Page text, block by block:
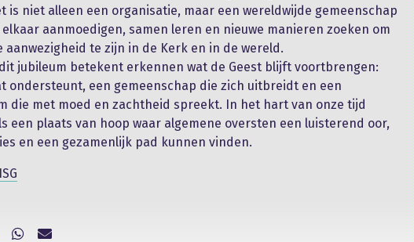
is niet alleen een organisatie, maar een wereldwijde gemeenschap
aanmoedigen, samen leren en nieuwe manieren zoeken om
aanwezigheid te zijn in de Kerk en in de wereld.
jubileum betekent erkennen wat de Geest blijft voortbrengen:
ondersteunt, een gemeenschap die zich uitbreidt en een
die met moed en zachtheid spreekt. In het hart van onze tijd
een plaats van hoop waar algemene oversten een luisterend oor,
en een gezamenlijk pad kunnen vinden.